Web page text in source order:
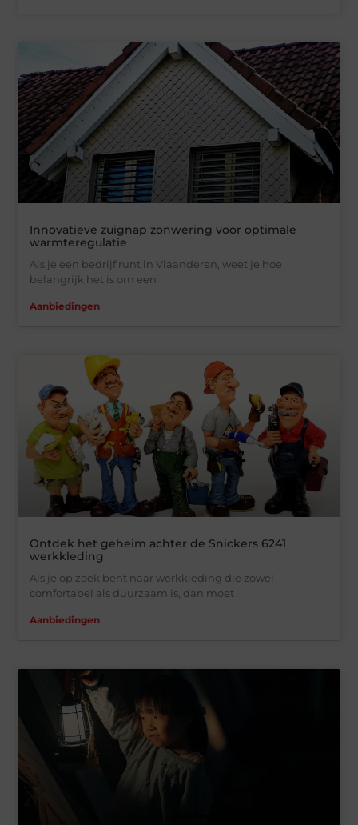
Innovatieve zuignap zonwering voor optimale
warmteregulatie
Als je een bedrijf runt in Vlaanderen, weet je hoe
belangrijk het is om een
Aanbiedingen
Ontdek het geheim achter de Snickers 6241
werkkleding
Als je op zoek bent naar werkkleding die zowel
comfortabel als duurzaam is, dan moet
Aanbiedingen